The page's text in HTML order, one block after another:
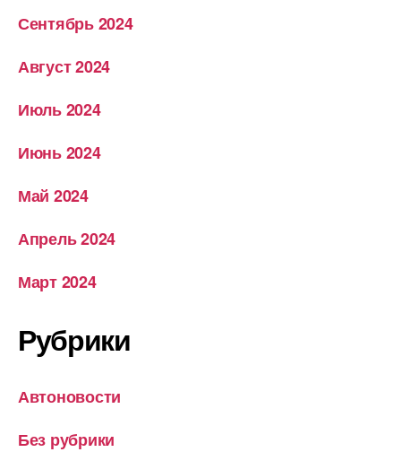
Сентябрь 2024
Август 2024
Июль 2024
Июнь 2024
Май 2024
Апрель 2024
Март 2024
Рубрики
Автоновости
Без рубрики